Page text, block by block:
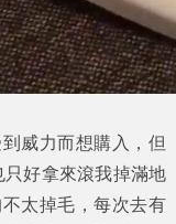
威力而想購入，但
好拿來滾我掉滿地
太掉毛，每次去有